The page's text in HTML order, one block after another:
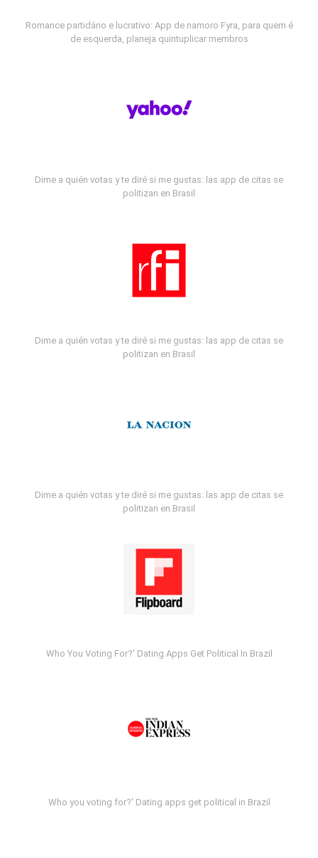
Romance partidário e lucrativo: App de namoro Fyra, para quem é
de esquerda, planeja quintuplicar membros
Dime a quién votas y te diré si me gustas: las app de citas se
politizan en Brasil
Dime a quién votas y te diré si me gustas: las app de citas se
politizan en Brasil
Dime a quién votas y te diré si me gustas: las app de citas se
politizan en Brasil
Who You Voting For?' Dating Apps Get Political In Brazil
Who you voting for?' Dating apps get political in Brazil